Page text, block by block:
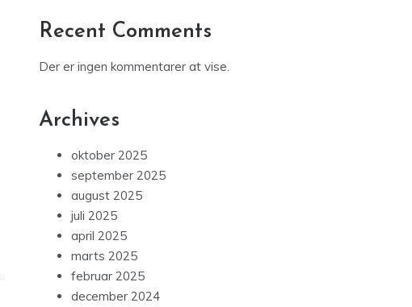
Recent Comments
Der er ingen kommentarer at vise.
Archives
oktober 2025
september 2025
august 2025
juli 2025
april 2025
marts 2025
februar 2025
december 2024